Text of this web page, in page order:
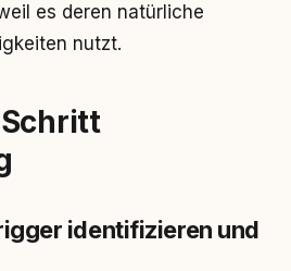
es deren natürliche
nutzt.
identifizieren und